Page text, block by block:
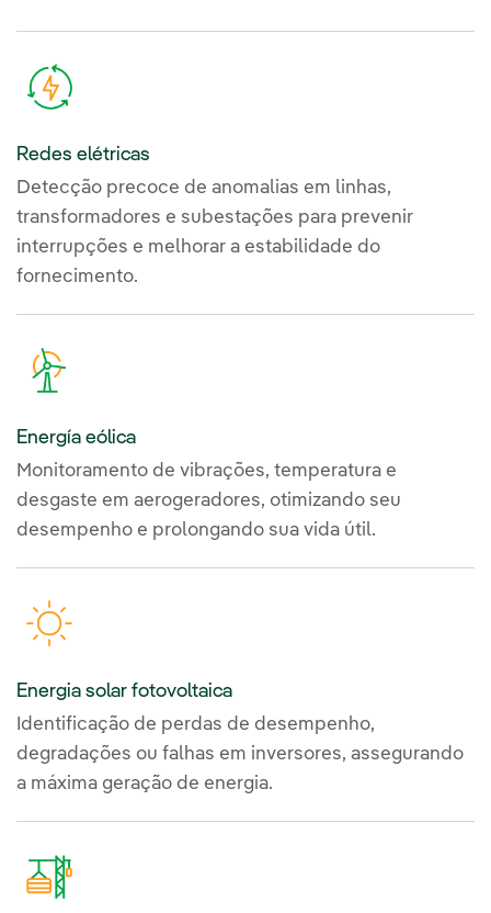
Redes elétricas
Detecção precoce de anomalias em linhas,
transformadores e subestações para prevenir
interrupções e melhorar a estabilidade do
fornecimento.
Energía eólica
Monitoramento de vibrações, temperatura e
desgaste em aerogeradores, otimizando seu
desempenho e prolongando sua vida útil.
Energia solar fotovoltaica
Identificação de perdas de desempenho,
degradações ou falhas em inversores, assegurando
a máxima geração de energia.